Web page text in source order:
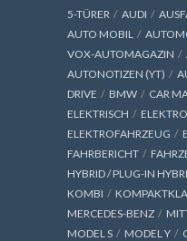
5-TÜRER AUDI
AUTO MOBIL
VOX-AUTOMAGAZIN
AUTONOTIZEN (YT)
DRIVE
BMW CAR
ELEKTRISCH
ELEKTROFAHRZEUG
FAHRBERICHT
HYBRID / PLUG-IN
KOMBI
MERCEDES-BENZ
MODEL S
MODEL Y